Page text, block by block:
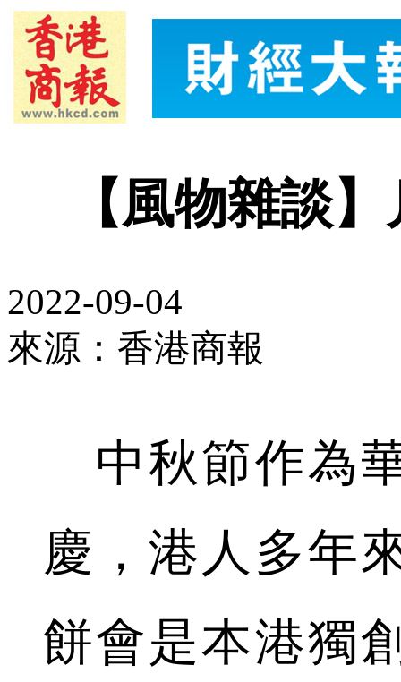
【風物雜談
2022-09-04
來源：香港商報
中秋節作為
慶，港人多年
餅會是本港獨